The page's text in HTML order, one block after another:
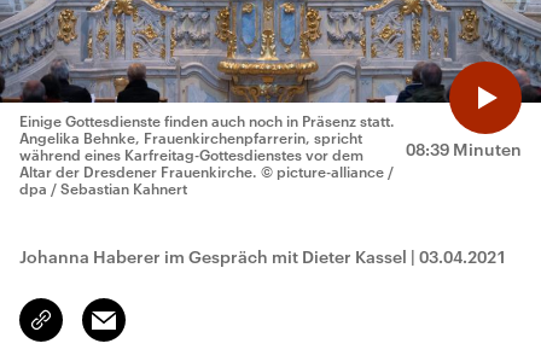
08:39 Minuten
Einige Gottesdienste finden auch noch in Präsenz statt.
Angelika Behnke, Frauenkirchenpfarrerin, spricht
während eines Karfreitag-Gottesdienstes vor dem
Altar der Dresdener Frauenkirche. © picture-alliance /
dpa / Sebastian Kahnert
Johanna Haberer im Gespräch mit Dieter Kassel | 03.04.2021
Link
kopieren/teilen
Email